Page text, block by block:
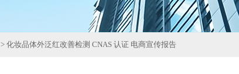
> 化妆品体外泛红改善检测 CNAS 认证 电商宣传报告